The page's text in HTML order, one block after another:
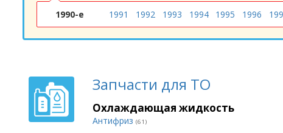
1990-е 1991 1992 1993 1994 1995 1996
Запчасти для ТО
Охлаждающая жидкость
Антифриз (61)